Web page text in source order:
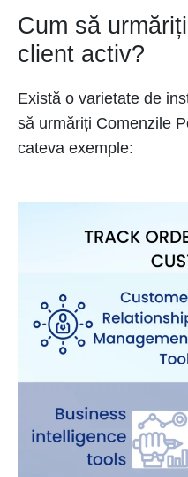
Cum să
client activ?
Există o varietate de
să urmăriți Comenzile
cateva exemple: